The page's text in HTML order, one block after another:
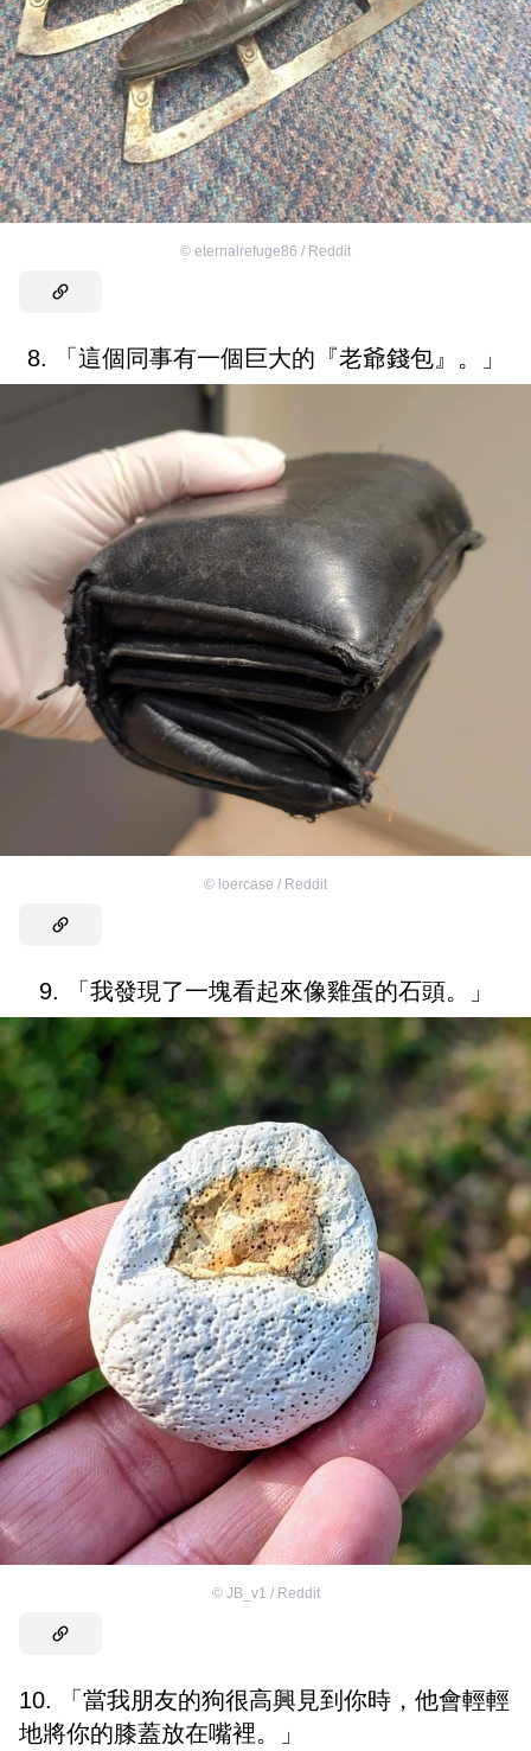
© eternalrefuge86 / Reddit
8. 「這個同事有一個巨大的『老爺錢包』。」
© loercase / Reddit
9. 「我發現了一塊看起來像雞蛋的石頭。」
© JB_v1 / Reddit
10. 「當我朋友的狗很高興見到你時，他會輕輕
地將你的膝蓋放在嘴裡。」